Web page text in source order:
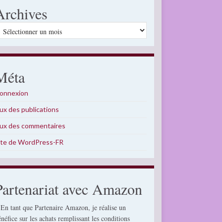
des publications
des commentaires
de WordPress-FR
avec Amazon
tant que Partenaire Amazon, je réalise un
sur les achats remplissant les conditions